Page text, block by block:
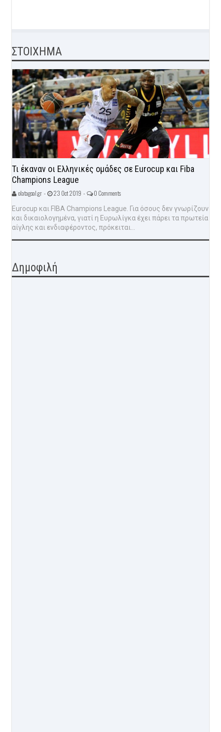
ΣΤΟΙΧΗΜΑ
Τι έκαναν οι Ελληνικές ομάδες σε Eurocup και Fiba
Champions League
olatagoal.gr - 23 Oct 2019 - 0 Comments
Eurocup και FIBA Champions League. Για όσους δεν γνωρίζουν
και δικαιολογημένα, γιατί η Ευρωλίγκα έχει πάρει τα πρωτεία
αίγλης και ενδιαφέροντος, πρόκειται...
Δημοφιλή